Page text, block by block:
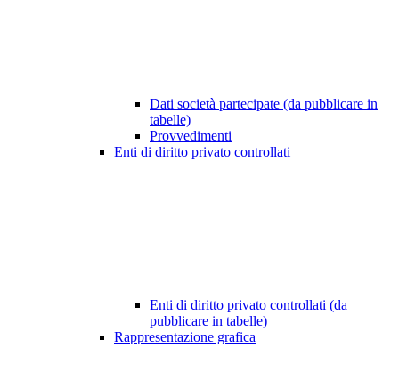
Dati società partecipate (da pubblicare in
tabelle)
Provvedimenti
Enti di diritto privato controllati
Enti di diritto privato controllati (da
pubblicare in tabelle)
Rappresentazione grafica